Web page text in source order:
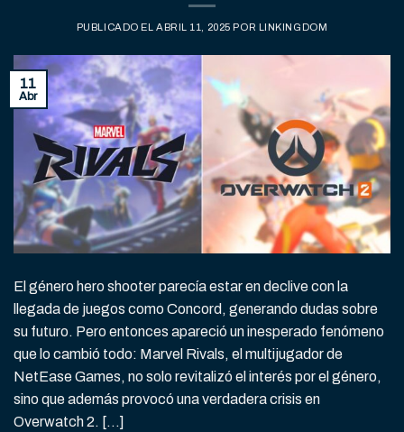
PUBLICADO EL ABRIL 11, 2025 POR LINKINGDOM
11
Abr
El género hero shooter parecía estar en declive con la
llegada de juegos como Concord, generando dudas sobre
su futuro. Pero entonces apareció un inesperado fenómeno
que lo cambió todo: Marvel Rivals, el multijugador de
NetEase Games, no solo revitalizó el interés por el género,
sino que además provocó una verdadera crisis en
Overwatch 2. […]